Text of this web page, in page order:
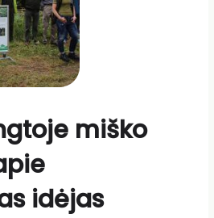
miško
idėjas